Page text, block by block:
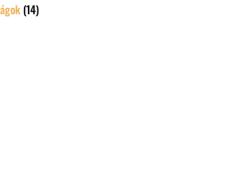
(14)